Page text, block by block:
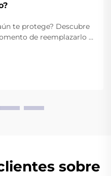
te protege? Descubre
de reemplazarlo y
sobre